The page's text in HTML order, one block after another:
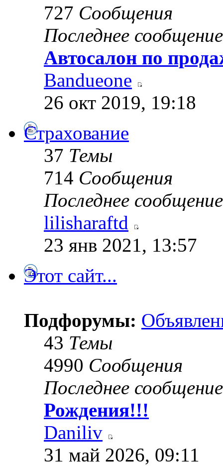
727 Сообщения
Последнее сообщение
Автосалон по
Bandueone
26 окт 2019, 19:18
Страхование
37 Темы
714 Сообщения
Последнее сообщение
lilisharaftd
23 янв 2021, 13:57
Этот сайт...
Подфорумы:
43 Темы
4990 Сообщения
Последнее сообщение
Рождения!!!
Daniliv
31 май 2026, 09:11